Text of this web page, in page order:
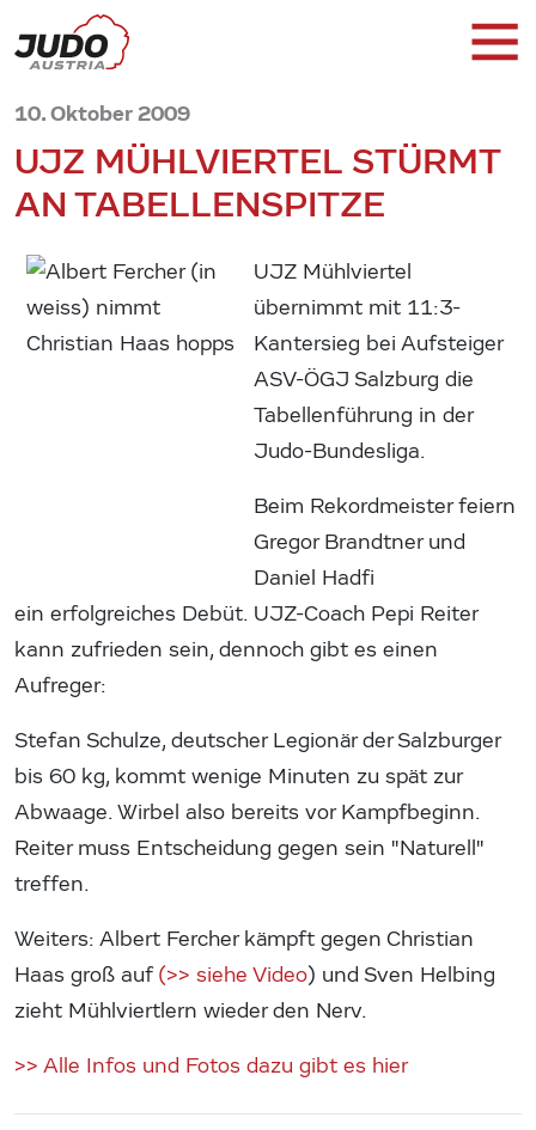
10. Oktober 2009
UJZ MÜHLVIERTEL STÜRMT
AN TABELLENSPITZE
UJZ Mühlviertel
übernimmt mit 11:3-
Kantersieg bei Aufsteiger
ASV-ÖGJ Salzburg die
Tabellenführung in der
Judo-Bundesliga.
Beim Rekordmeister feiern
Gregor Brandtner und
Daniel Hadfi
ein erfolgreiches Debüt. UJZ-Coach Pepi Reiter
kann zufrieden sein, dennoch gibt es einen
Aufreger:
Stefan Schulze, deutscher Legionär der Salzburger
bis 60 kg, kommt wenige Minuten zu spät zur
Abwaage. Wirbel also bereits vor Kampfbeginn.
Reiter muss Entscheidung gegen sein "Naturell"
treffen.
Weiters: Albert Fercher kämpft gegen Christian
Haas groß auf(>> siehe Video) und Sven Helbing
zieht Mühlviertlern wieder den Nerv.
>> Alle Infos und Fotos dazu gibt es hier